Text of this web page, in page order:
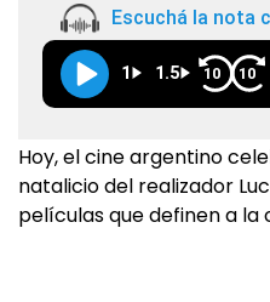
Escuchá la nota
1 1.5 10 10
Hoy, el cine argentino
natalicio del realizador
películas que definen a la